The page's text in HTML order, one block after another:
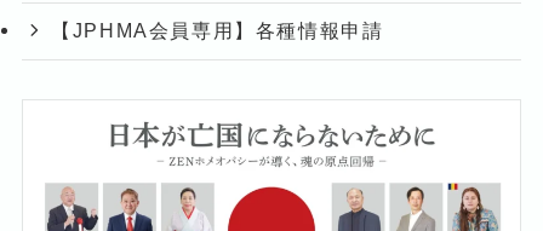
【JPHMA会員専用】各種情報申請